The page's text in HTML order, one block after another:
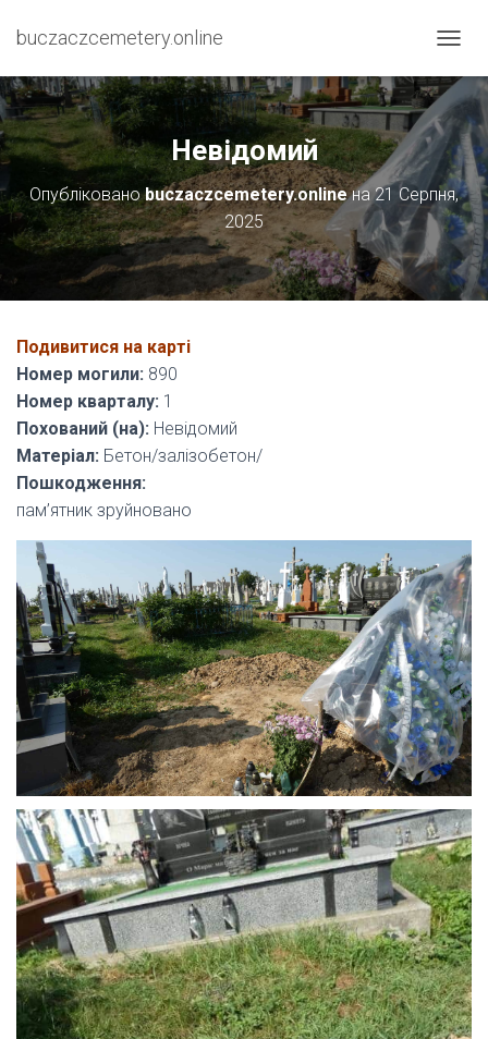
buczaczcemetery.online
Е
Е
М
К
Н
У
Т
И
Н
А
В
Невідомий
Опублікованоbuczaczcemetery.onlineна21 Серпня,
2025
Подивитися на карті
Номер могили: 890
Номер кварталу: 1
Похований (на): Невідомий
Матеріал: Бетон/залізобетон/
Пошкодження:
пам’ятник зруйновано